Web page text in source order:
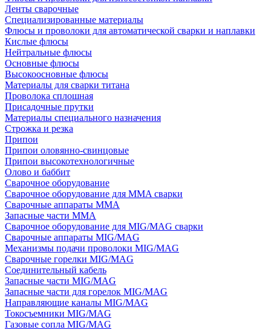
Ленты сварочные
Специализированные материалы
Флюсы и проволоки для автоматической сварки и наплавки
Кислые флюсы
Нейтральные флюсы
Основные флюсы
Высокоосновные флюсы
Материалы для сварки титана
Проволока сплошная
Присадочные прутки
Материалы специального назначения
Строжка и резка
Припои
Припои оловянно-свинцовые
Припои высокотехнологичные
Олово и баббит
Сварочное оборудование
Сварочное оборудование для MMA сварки
Сварочные аппараты MMA
Запасные части MMA
Сварочное оборудование для MIG/MAG сварки
Сварочные аппараты MIG/MAG
Механизмы подачи проволоки MIG/MAG
Сварочные горелки MIG/MAG
Соединительный кабель
Запасные части MIG/MAG
Запасные части для горелок MIG/MAG
Направляющие каналы MIG/MAG
Токосъемники MIG/MAG
Газовые сопла MIG/MAG